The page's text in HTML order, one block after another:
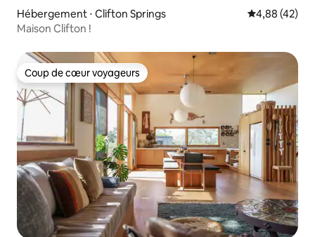
Hébergement ⋅ Clifton Springs Évaluation
4,88 (42)
Maison Clifton !
Coup de cœur voyageurs
Coup de cœur voyageurs